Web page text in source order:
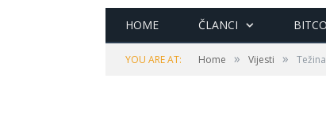
HOME ČLANCI
YOU ARE AT: Home » Vijesti »